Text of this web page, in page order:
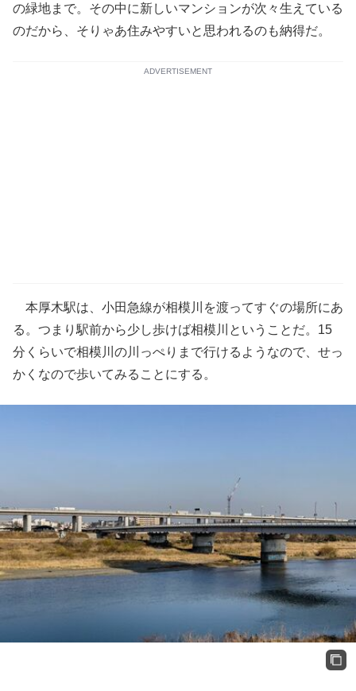
の緑地まで。その中に新しいマンションが次々生えている
のだから、そりゃあ住みやすいと思われるのも納得だ。
ADVERTISEMENT
本厚木駅は、小田急線が相模川を渡ってすぐの場所にあ
る。つまり駅前から少し歩けば相模川ということだ。15
分くらいで相模川の川っぺりまで行けるようなので、せっ
かくなので歩いてみることにする。